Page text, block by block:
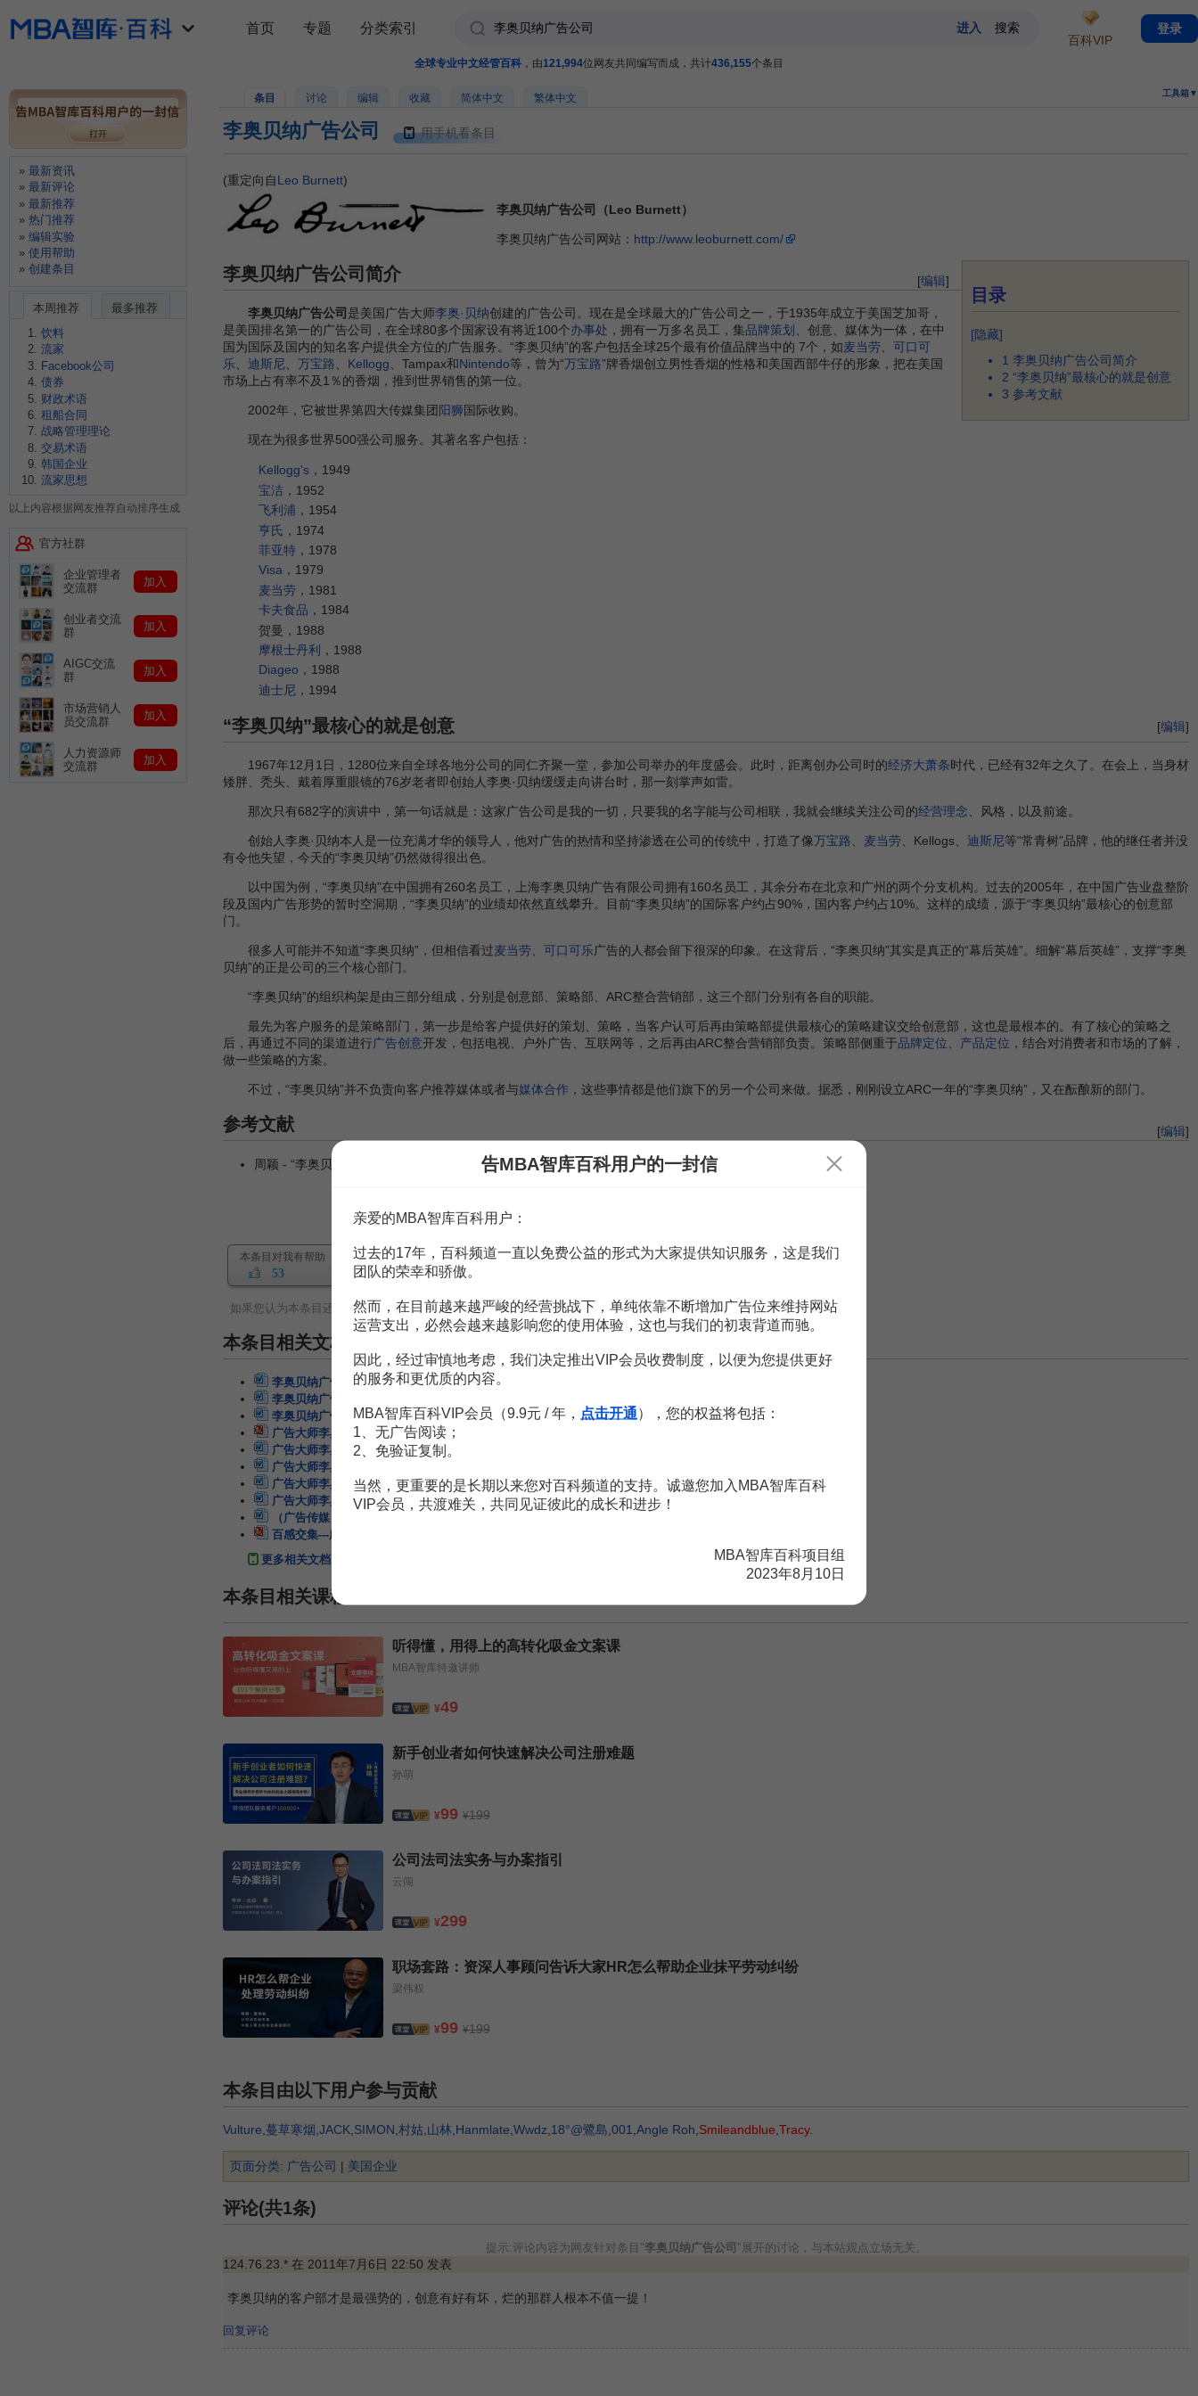
全球专业中文经管百科 ，由121,994位网友共同编写而成，共计436,155个条目
条目 讨论 编辑 收藏 简体中文 繁体中文 工具箱▼
李奥贝纳广告公司 用手机看条目
(重定向自Leo Burnett)
李奥贝纳广告公司（Leo Burnett）
李奥贝纳广告公司网站： http://www.leoburnett.com/
目录
[隐藏]
1 李奥贝纳广告公司简介
2 “李奥贝纳”最核心的就是创意
3 参考文献
[编辑]
李奥贝纳广告公司简介
李奥贝纳广告公司 是美国广告大师李奥·贝纳创建的广告公司。现在是全球最大的广告公司之一，于1935年成立于美国芝加哥，
是美国排名第一的广告公司，在全球80多个国家设有将近100个办事处 ，拥有一万多名员工，集品牌策划 、创意、媒体为一体，在中
国为国际及国内的知名客户提供全方位的广告服务。“李奥贝纳”的客户包括全球25个最有价值品牌当中的 7个，如麦当劳、 可口可
乐、 迪斯尼、 万宝路、 Kellogg、Tampax和Nintendo等，曾为“万宝路”牌香烟创立男性香烟的性格和美国西部牛仔的形象，把在美国
市场上占有率不及1％的香烟，推到世界销售的第一位。
2002年，它被世界第四大传媒集团 阳狮国际收购。
现在为很多世界500强公司服务。其著名客户包括：
Kellogg's ，1949
宝洁 ，1952
飞利浦 ，1954
亨氏 ，1974
菲亚特 ，1978
Visa ，1979
麦当劳 ，1981
卡夫食品 ，1984
贺曼，1988
摩根士丹利
，1988
Diageo ，1988
迪士尼 ，1994
[编辑]
“李奥贝纳”最核心的就是创意
1967年12月1日，1280位来自全球各地分公司的同仁齐聚一堂，参加公司举办的年度盛会。此时，距离创办公司时的经济大萧条时代，已经有32年之久了。在会上，当身材
矮胖、秃头、戴着厚重眼镜的76岁老者即创始人李奥·贝纳缓缓走向讲台时，那一刻掌声如雷。
那次只有682字的演讲中，第一句话就是：这家广告公司是我的一切，只要我的名字能与公司相联，我就会继续关注公司的经营理念 、风格，以及前途。
创始人李奥·贝纳本人是一位充满才华的领导人，他对广告的热情和坚持渗透在公司的传统中，打造了像万宝路 麦当劳 、Kellogs、 迪斯尼等“常青树”品牌，他的继任者并没
有令他失望，今天的“李奥贝纳”仍然做得很出色。
以中国为例，“李奥贝纳”在中国拥有260名员工，上海李奥贝纳广告有限公司拥有160名员工，其余分布在北京和广州的两个分支机构。过去的2005年，在中国广告业盘整阶
段及国内广告形势的暂时空洞期，“李奥贝纳”的业绩却依然直线攀升。目前“李奥贝纳”的国际客户约占90%，国内客户约占10%。这样的成绩，源于“李奥贝纳”最核心的创意部
门。
很多人可能并不知道“李奥贝纳”，但相信看过麦当劳 可口可乐广告的人都会留下很深的印象。在这背后，“李奥贝纳”其实是真正的“幕后英雄”。细解“幕后英雄”，支撑“李奥
贝纳”的正是公司的三个核心部门。
“李奥贝纳”的组织构架是由三部分组成，分别是创意部、策略部、ARC整合营销部，这三个部门分别有各自的职能。
最先为客户服务的是策略部门，第一步是给客户提供好的策划、策略，当客户认可后再由策略部提供最核心的策略建议交给创意部，这也是最根本的。有了核心的策略之
后，再通过不同的渠道进行广告创意开发，包括电视、户外广告、互联网等，之后再由ARC整合营销部负责。策略部侧重于品牌定位 产品定位 ，结合对消费者和市场的了解，
做一些策略的方案。
不过，“李奥贝纳”并不负责向客户推荐媒体或者与媒体合作 ，这些事情都是他们旗下的另一个公司来做。据悉，刚刚设立ARC一年的“李奥贝纳”，又在酝酿新的部门。
[编辑]
参考文献
周颖 - “李奥贝纳”：用ARC应对
本条目对我有帮助
53 赏 MBA智库APP
如果您认为本条目还有待完善，需要补充新内容或修改错误内容，请编辑条目或投诉举报 。
本条目相关文档
李奥贝纳广告公司 1页
李奥贝纳广告公司
李奥贝纳广告公司 1页
广告大师李奥贝纳
102页
广告大师李奥贝纳的名言 11页
广告大师李奥贝纳的名言
广告大师李奥贝纳的100名言 6页
广告大师李奥贝纳的100名言
6页
（广告传媒）李奥贝纳的条广告创意语录
百感交集---广告大师李奥贝纳
更多相关文档
本条目相关课程
听得懂，用得上的高转化吸金文案课
MBA智库特邀讲师
¥49
新手创业者如何快速解决公司注册难题
孙萌
¥99 ¥199
公司法司法实务与办案指引
云闯
¥299
职场套路：资深人事顾问告诉大家HR怎么帮助企业抹平劳动纠纷
梁伟权
¥99 ¥199
本条目由以下用户参与贡献
Vulture 蔓草寒烟 JACK SIMON 村姑 山林 Hanmlate Wwdz 18°@鷺島 001 Angle Roh Smileandblue Tracy.
页面分类: 广告公司 | 美国企业
评论(共1条)
提示:评论内容为网友针对条目"李奥贝纳广告公司 "展开的讨论，与本站观点立场无关。
124.76.23.* 在 2011年7月6日 22:50 发表
李奥贝纳的客户部才是最强势的，创意有好有坏，烂的那群人根本不值一提！
回复评论
首页 专题 分类索引
百科VIP
登录
最新资讯
最新评论
最新推荐
热门推荐
编辑实验
使用帮助
创建条目
本周推荐
最多推荐
饮料
流家
Facebook公司
债券
财政术语
租船合同
战略管理理论
交易术语
韩国企业
流家思想
以上内容根据网友推荐自动排序生成
官方社群
企业管理者
交流群
加入
创业者交流
群
加入
AIGC交流
群
加入
市场营销人
员交流群
加入
人力资源师
交流群
加入
告MBA智库百科用户的一封信
亲爱的MBA智库百科用户：
过去的17年，百科频道一直以免费公益的形式为大家提供知识服务，这是我们
团队的荣幸和骄傲。
然而，在目前越来越严峻的经营挑战下，单纯依靠不断增加广告位来维持网站
运营支出，必然会越来越影响您的使用体验，这也与我们的初衷背道而驰。
因此，经过审慎地考虑，我们决定推出VIP会员收费制度，以便为您提供更好
的服务和更优质的内容。
MBA智库百科VIP会员（9.9元 / 年， 点击开通），您的权益将包括：
1、无广告阅读；
2、免验证复制。
当然，更重要的是长期以来您对百科频道的支持。诚邀您加入MBA智库百科
VIP会员，共渡难关，共同见证彼此的成长和进步！
MBA智库百科项目组
2023年8月10日